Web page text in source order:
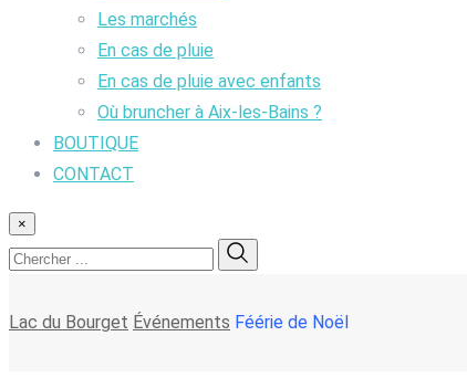
Les marchés
En cas de pluie
En cas de pluie avec enfants
Où bruncher à Aix-les-Bains ?
BOUTIQUE
CONTACT
×
Lac du Bourget Événements Féérie de Noël